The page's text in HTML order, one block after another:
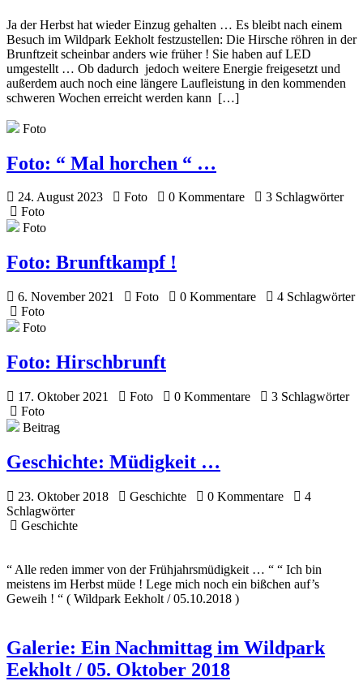
Ja der Herbst hat wieder Einzug gehalten … Es bleibt nach einem
Besuch im Wildpark Eekholt festzustellen: Die Hirsche röhren in der
Brunftzeit scheinbar anders wie früher ! Sie haben auf LED
umgestellt … Ob dadurch jedoch weitere Energie freigesetzt und
außerdem auch noch eine längere Laufleistung in den kommenden
schweren Wochen erreicht werden kann […]
Foto
Foto: “ Mal horchen “ …
24. August 2023 Foto 0 Kommentare
3 Schlagwörter
Foto
Foto
Foto: Brunftkampf !
6. November 2021 Foto 0 Kommentare
4 Schlagwörter
Foto
Foto
Foto: Hirschbrunft
17. Oktober 2021 Foto 0 Kommentare
3 Schlagwörter
Foto
Beitrag
Geschichte: Müdigkeit …
23. Oktober 2018 Geschichte 0 Kommentare
4
Schlagwörter
Geschichte
“ Alle reden immer von der Frühjahrsmüdigkeit … “ “ Ich bin
meistens im Herbst müde ! Lege mich noch ein bißchen auf’s
Geweih ! “ ( Wildpark Eekholt / 05.10.2018 )
Galerie: Ein Nachmittag im Wildpark
Eekholt / 05. Oktober 2018